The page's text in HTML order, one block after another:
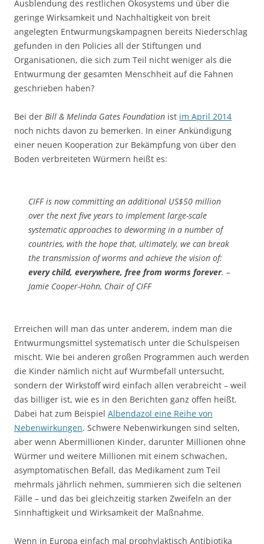
Ausblendung des restlichen Ökosystems und über die
geringe Wirksamkeit und Nachhaltigkeit von breit
angelegten Entwurmungskampagnen bereits Niederschlag
gefunden in den Policies all der Stiftungen und
Organisationen, die sich zum Teil nicht weniger als die
Entwurmung der gesamten Menschheit auf die Fahnen
geschrieben haben?
Bei der Bill & Melinda Gates Foundation ist im April 2014
noch nichts davon zu bemerken. In einer Ankündigung
einer neuen Kooperation zur Bekämpfung von über den
Boden verbreiteten Würmern heißt es:
CIFF is now committing an additional US$50 million
over the next five years to implement large-scale
systematic approaches to deworming in a number of
countries, with the hope that, ultimately, we can break
the transmission of worms and achieve the vision of:
every child, everywhere, free from worms forever. –
Jamie Cooper-Hohn, Chair of CIFF
Erreichen will man das unter anderem, indem man die
Entwurmungsmittel systematisch unter die Schulspeisen
mischt. Wie bei anderen großen Programmen auch werden
die Kinder nämlich nicht auf Wurmbefall untersucht,
sondern der Wirkstoff wird einfach allen verabreicht – weil
das billiger ist, wie es in den Berichten ganz offen heißt.
Dabei hat zum Beispiel Albendazol eine Reihe von
Nebenwirkungen. Schwere Nebenwirkungen sind selten,
aber wenn Abermillionen Kinder, darunter Millionen ohne
Würmer und weitere Millionen mit einem schwachen,
asymptomatischen Befall, das Medikament zum Teil
mehrmals jährlich nehmen, summieren sich die seltenen
Fälle – und das bei gleichzeitig starken Zweifeln an der
Sinnhaftigkeit und Wirksamkeit der Maßnahme.
Wenn in Europa einfach mal prophylaktisch Antibiotika